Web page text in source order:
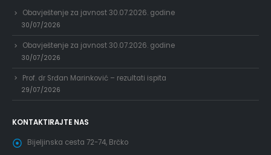
Obavještenje za javnost 30.07.2026. godine
30/07/2026
Obavještenje za javnost 30.07.2026. godine
30/07/2026
Prof. dr Srđan Marinković – rezultati ispita
29/07/2026
KONTAKTIRAJTE NAS
Bijeljinska cesta 72-74, Brčko